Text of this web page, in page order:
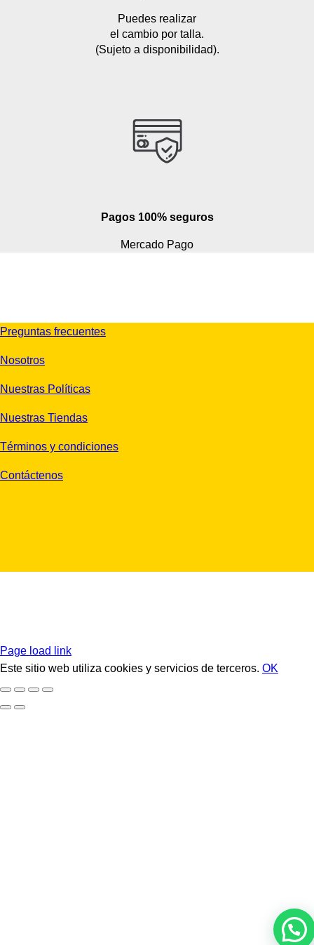
Puedes realizar
el cambio por talla.
(Sujeto a disponibilidad).
Pagos 100% seguros
Mercado Pago
Preguntas frecuentes
Nosotros
Nuestras Políticas
Nuestras Tiendas
Términos y condiciones
Contáctenos
Page load link
Este sitio web utiliza cookies y servicios de terceros. OK